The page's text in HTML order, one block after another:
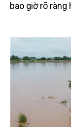
bao giờ rõ
thách thức,